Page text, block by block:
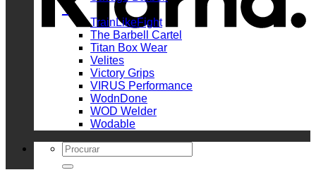
_
TrainLikeFight
The Barbell Cartel
Titan Box Wear
Velites
Victory Grips
VIRUS Performance
WodnDone
WOD Welder
Wodable
Search
for: